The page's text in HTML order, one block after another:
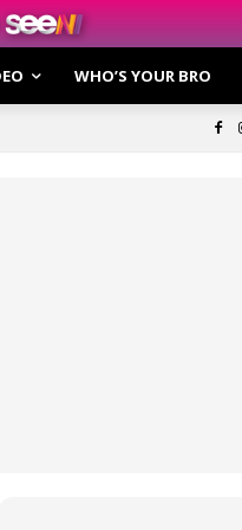
Privasi
WHO’S YOUR BRO